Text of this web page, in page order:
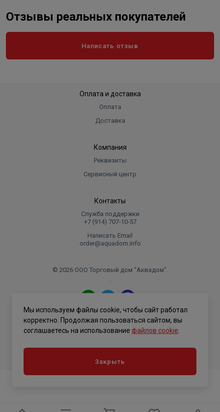
Отзывы реальных покупателей
Написать отзыв
Оплата и доставка
Оплата
Доставка
Компания
Реквизиты
Сервисный центр
Контакты
Служба поддержки
+7 (914) 707‑10‑57
Написать Email
order@aquadom.info
© 2026 ООО Торговый дом "Аквадом".
.
Политика конфиденциальности
Мы используем файлы cookie, чтобы сайт работал
корректно. Продолжая пользоваться сайтом, вы
соглашаетесь на использование файлов cookie
Закрыть